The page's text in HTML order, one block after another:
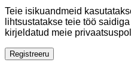
Teie isikuandmeid
lihtsustatakse teie töö
kirjeldatud meie
Registreeru